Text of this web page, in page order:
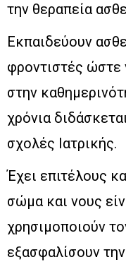
την θεραπεία
Εκπαιδεύουν
φροντιστές ώστε
στην
χρόνια
σχολές Ιατρικής.
Έχει επιτέλους
σώμα και νους
χρησιμοποιούν
εξασφαλίσουν